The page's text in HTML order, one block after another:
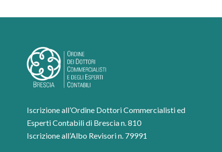
Iscrizione all’Ordine Dottori Commercialisti ed
Esperti Contabili di Brescia n. 810
Iscrizione all’Albo Revisori n. 79991